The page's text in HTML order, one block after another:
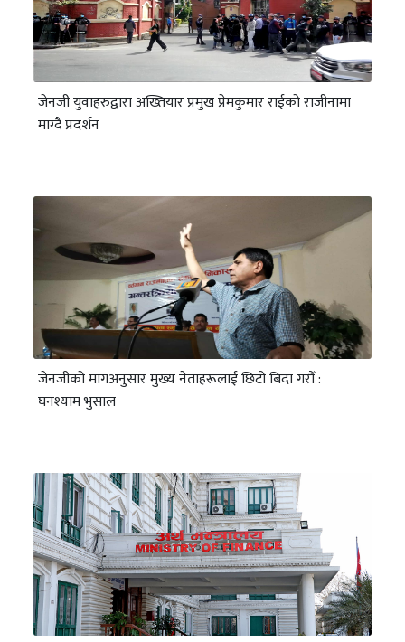
जेनजी युवाहरुद्वारा अख्तियार प्रमुख प्रेमकुमार राईको राजीनामा
माग्दै प्रदर्शन
जेनजीको मागअनुसार मुख्य नेताहरूलाई छिटो बिदा गरौँ :
घनश्याम भुसाल